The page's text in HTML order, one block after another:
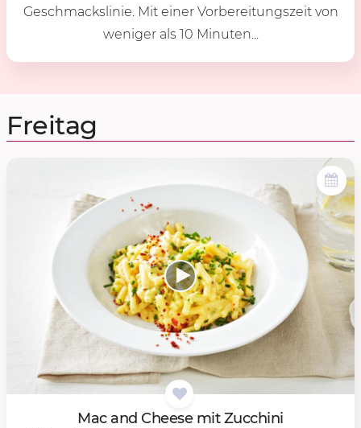
Geschmackslinie. Mit einer Vorbereitungszeit von
weniger als 10 Minuten...
Freitag
Mac and Chee­se mit Zuc­chi­ni